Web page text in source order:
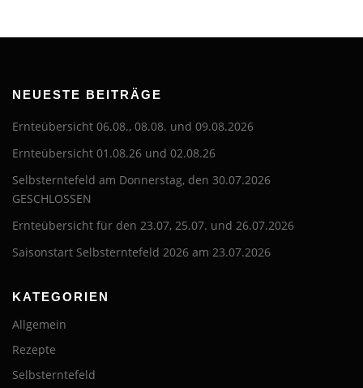
NEUESTE BEITRÄGE
Ernteübersicht 06.08., 08.08. und 09.08.2026
Ernteübersicht 01.08.26 und 02.08.26
Selbsterntefeld am Donnerstag, den 30.07.2026
GESCHLOSSEN
Ernteübersicht für den 23.07, 25.07. und 26.07.2026
Saisonstart Selbsterntefeld 2026 am 23.07.2026
KATEGORIEN
Allgemein
Rezepte
Selbsterntefeld